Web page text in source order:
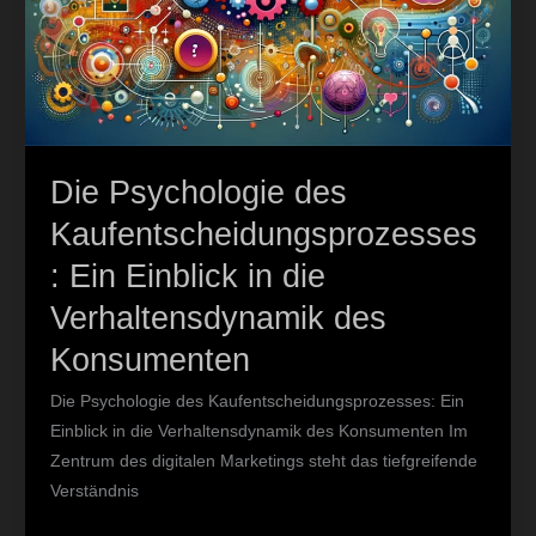
Die Psychologie des
Kaufentscheidungsprozesses
: Ein Einblick in die
Verhaltensdynamik des
Konsumenten
Die Psychologie des Kaufentscheidungsprozesses: Ein
Einblick in die Verhaltensdynamik des Konsumenten Im
Zentrum des digitalen Marketings steht das tiefgreifende
Verständnis